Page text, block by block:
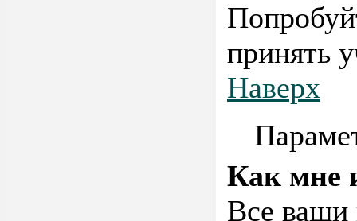
принять
Наверх
Как мне
Все ваши